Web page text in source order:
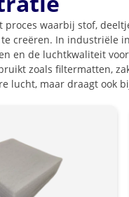
proces waarbij stof,
creëren. In industriële
en de luchtkwaliteit
zoals filtermatten,
lucht, maar draagt ook